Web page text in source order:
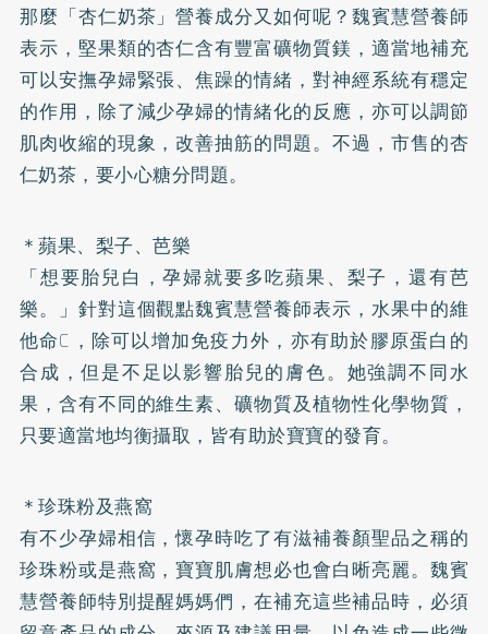
那麼「杏仁奶茶」營養成分又如何呢？魏賓慧營養師
表示，堅果類的杏仁含有豐富礦物質鎂，適當地補充
可以安撫孕婦緊張、焦躁的情緒，對神經系統有穩定
的作用，除了減少孕婦的情緒化的反應，亦可以調節
肌肉收縮的現象，改善抽筋的問題。不過，市售的杏
仁奶茶，要小心糖分問題。
＊蘋果、梨子、芭樂
「想要胎兒白，孕婦就要多吃蘋果、梨子，還有芭
樂。」針對這個觀點魏賓慧營養師表示，水果中的維
他命C，除可以增加免疫力外，亦有助於膠原蛋白 的
合成，但是不足以影響胎兒的膚色。她強調不同水
果，含有不同的維生素、礦物質及植物性化學物質，
只要適當地均衡攝取，皆有助於寶寶的發育。
＊珍珠粉及燕窩
有不少孕婦相信，懷孕時吃了有滋補養顏聖品之稱的
珍珠粉或是燕窩，寶寶肌膚想必也會白晰亮麗。魏賓
慧營養師特別提醒媽媽們，在補充這些補品時，必須